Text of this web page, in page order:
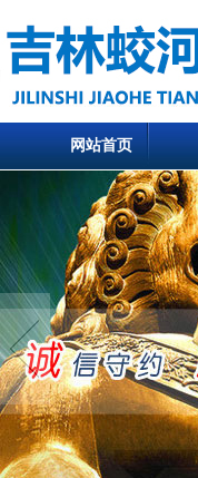
网站首页